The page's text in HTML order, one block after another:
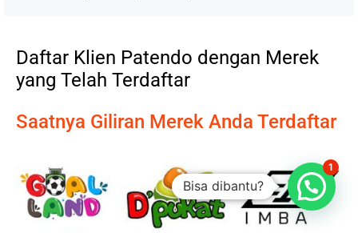
Daftar Klien Patendo dengan Merek
yang Telah Terdaftar
Saatnya Giliran Merek Anda Terdaftar
Bisa dibantu?
1